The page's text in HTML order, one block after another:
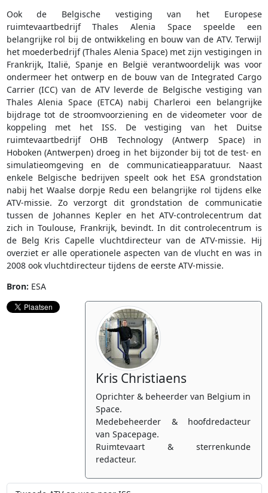
Ook de Belgische vestiging van het Europese
ruimtevaartbedrijf Thales Alenia Space speelde een
belangrijke rol bij de ontwikkeling en bouw van de ATV. Terwijl
het moederbedrijf (Thales Alenia Space) met zijn vestigingen in
Frankrijk, Italië, Spanje en België verantwoordelijk was voor
ondermeer het ontwerp en de bouw van de Integrated Cargo
Carrier (ICC) van de ATV leverde de Belgische vestiging van
Thales Alenia Space (ETCA) nabij Charleroi een belangrijke
bijdrage tot de stroomvoorziening en de videometer voor de
koppeling met het ISS. De vestiging van het Duitse
ruimtevaartbedrijf OHB Technology (Antwerp Space) in
Hoboken (Antwerpen) droeg in het bijzonder bij tot de test- en
simulatieomgeving en de communicatieapparatuur. Naast
enkele Belgische bedrijven speelt ook het ESA grondstation
nabij het Waalse dorpje Redu een belangrijke rol tijdens elke
ATV-missie. Zo verzorgt dit grondstation de communicatie
tussen de Johannes Kepler en het ATV-controlecentrum dat
zich in Toulouse, Frankrijk, bevindt. In dit controlecentrum is
de Belg Kris Capelle vluchtdirecteur van de ATV-missie. Hij
overziet er alle operationele aspecten van de vlucht en was in
2008 ook vluchtdirecteur tijdens de eerste ATV-missie.
Bron: ESA
Kris Christiaens
Oprichter & beheerder van Belgium in
Space.
Medebeheerder & hoofdredacteur
van Spacepage.
Ruimtevaart & sterrenkunde
redacteur.